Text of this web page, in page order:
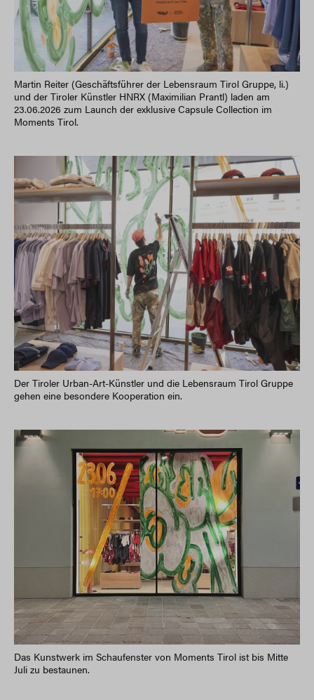
Martin Reiter (Geschäftsführer der Lebensraum Tirol Gruppe, li.)
und der Tiroler Künstler HNRX (Maximilian Prantl) laden am
23.06.2026 zum Launch der exklusive Capsule Collection im
Moments Tirol.
Der Tiroler Urban-Art-Künstler und die Lebensraum Tirol Gruppe
gehen eine besondere Kooperation ein.
Das Kunstwerk im Schaufenster von Moments Tirol ist bis Mitte
Juli zu bestaunen.